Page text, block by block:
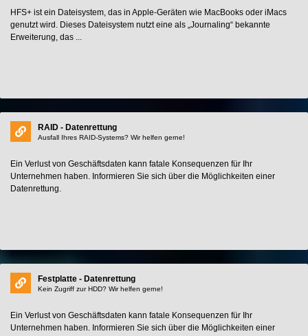
HFS+ ist ein Dateisystem, das in Apple-Geräten wie MacBooks oder iMacs
genutzt wird. Dieses Dateisystem nutzt eine als „Journaling“ bekannte
Erweiterung, das ...
RAID - Datenrettung
Ausfall Ihres RAID-Systems? Wir helfen gerne!
Ein Verlust von Geschäftsdaten kann fatale Konsequenzen für Ihr
Unternehmen haben. Informieren Sie sich über die Möglichkeiten einer
Datenrettung.
Festplatte - Datenrettung
Kein Zugriff zur HDD? Wir helfen gerne!
Ein Verlust von Geschäftsdaten kann fatale Konsequenzen für Ihr
Unternehmen haben. Informieren Sie sich über die Möglichkeiten einer